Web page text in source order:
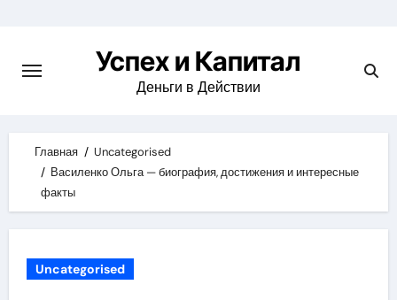
content
Успех и Капитал
Деньги в Действии
Главная
Uncategorised
Василенко Ольга — биография, достижения и интересные
факты
Uncategorised